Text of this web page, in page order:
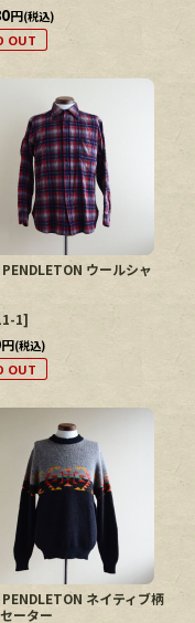
円(税込)
OUT
ウールシャ
1]
円(税込)
OUT
ネイティブ柄
ーター